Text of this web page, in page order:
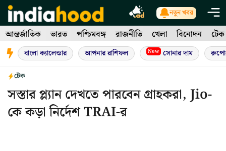
Skip
to
content
নতুন খবর
আন্তর্জাতিক ভারত পশ্চিমবঙ্গ রাজনীতি খেলা বিনোদন টেক
বাংলা ক্যালেন্ডার আপনার রাশিফল New সোনার দাম
টেক
সস্তার প্ল্যান দেখতে পারবেন গ্রাহকরা, Jio-
কে কড়া নির্দেশ TRAI-র